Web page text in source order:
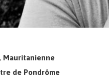
Mauritanienne
de Pondrôme